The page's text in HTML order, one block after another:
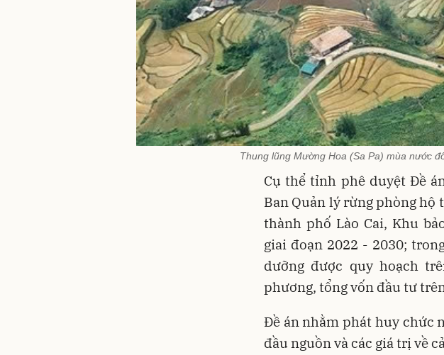
Thung lũng Mường Hoa (Sa Pa) mùa nước
Cụ thể tỉnh phê duyệt Đề
Ban Quản lý rừng phòng hộ
thành phố Lào Cai, Khu
giai đoạn 2022 - 2030;
dưỡng được quy hoạch
phương, tổng vốn đầu tư
Đề án nhằm phát huy chức
đầu nguồn và các giá trị về